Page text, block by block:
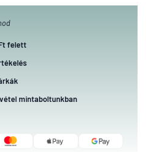
felett
mintaboltunkban